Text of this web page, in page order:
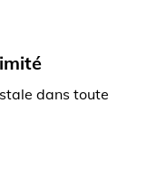
dans toute